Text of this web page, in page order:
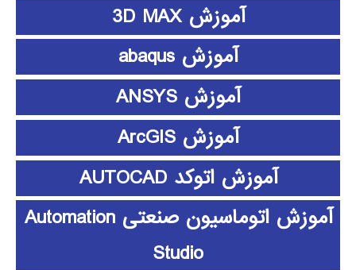
آموزش 3D MAX
آموزش abaqus
آموزش ANSYS
آموزش ArcGIS
آموزش اتوکد AUTOCAD
آموزش اتوماسیون صنعتی Automation
Studio